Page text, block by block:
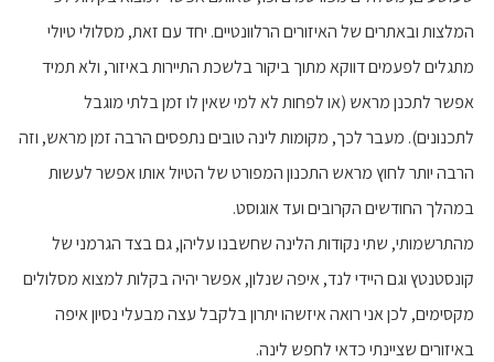
המלצות ובאתרים של האיזורים הרלוונטיים. יחד עם זאת, מסלולי טיולי
מתגלים לפעמים דווקא מתוך ביקור בלשכת התיירות באיזור, ולא תמיד
אפשר לתכנן מראש (או לפחות לא למי שאין לו זמן בלתי מוגבל
לתכנונים). מעבר לכך, מקומות לינה טובים נתפסים הרבה זמן מראש, וזה
הרבה יותר לחוץ מראש התכנון המפורט של הטיול אותו אפשר לעשות
במהלך החודשים הקרובים ועד אוגוסט.
מהתרשמותי, שתי נקודות הלינה שחשבנו עליהן, גם בצד הגרמני של
קונסטנטץ וגם היידי לנד, איפה שנלון, אפשר יהיה בקלות למצוא מסלולים
מקסימים, לכן אני רואה איזשהו יתרון בלקבל עצה מבעלי נסיון איפה
באיזורים שציינתי כדאי לחפש לינה.